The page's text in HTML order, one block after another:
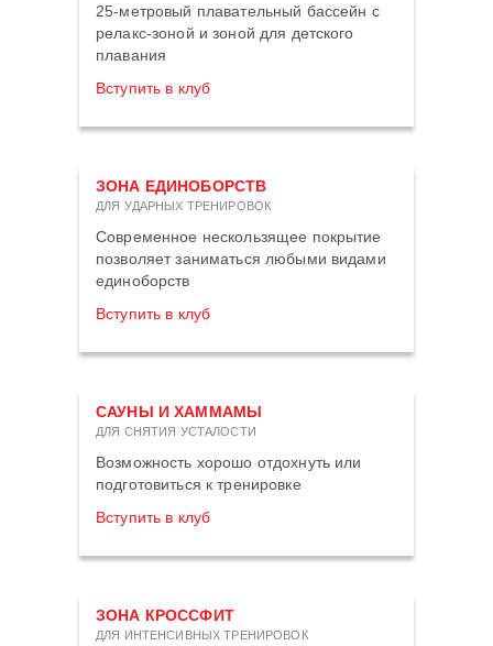
25-метровый плавательный бассейн с
релакс-зоной и зоной для детского
плавания
Вступить в клуб
ЗОНА ЕДИНОБОРСТВ
ДЛЯ УДАРНЫХ ТРЕНИРОВОК
Современное нескользящее покрытие
позволяет заниматься любыми видами
единоборств
Вступить в клуб
САУНЫ И ХАММАМЫ
ДЛЯ СНЯТИЯ УСТАЛОСТИ
Возможность хорошо отдохнуть или
подготовиться к тренировке
Вступить в клуб
ЗОНА КРОССФИТ
ДЛЯ ИНТЕНСИВНЫХ ТРЕНИРОВОК